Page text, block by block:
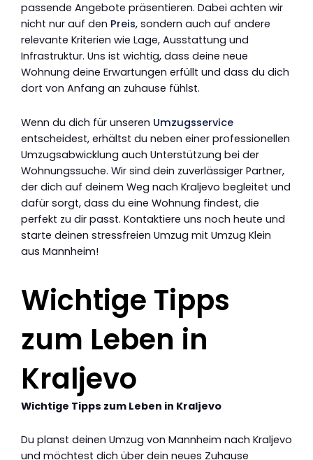
passende Angebote präsentieren. Dabei achten wir
nicht nur auf den Preis, sondern auch auf andere
relevante Kriterien wie Lage, Ausstattung und
Infrastruktur. Uns ist wichtig, dass deine neue
Wohnung deine Erwartungen erfüllt und dass du dich
dort von Anfang an zuhause fühlst.
Wenn du dich für unseren Umzugsservice
entscheidest, erhältst du neben einer professionellen
Umzugsabwicklung auch Unterstützung bei der
Wohnungssuche. Wir sind dein zuverlässiger Partner,
der dich auf deinem Weg nach Kraljevo begleitet und
dafür sorgt, dass du eine Wohnung findest, die
perfekt zu dir passt. Kontaktiere uns noch heute und
starte deinen stressfreien Umzug mit Umzug Klein
aus Mannheim!
Wichtige Tipps
zum Leben in
Kraljevo
Wichtige Tipps zum Leben in Kraljevo
Du planst deinen Umzug von Mannheim nach Kraljevo
und möchtest dich über dein neues Zuhause